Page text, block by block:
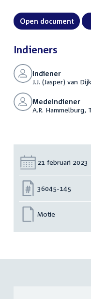
Open document
Indieners
Indiener
J.J. (Jasper) van
Medeindiener
A.R. Hammelburg,
Datum:
21 februari 2023
Nummer:
36045-145
Motie